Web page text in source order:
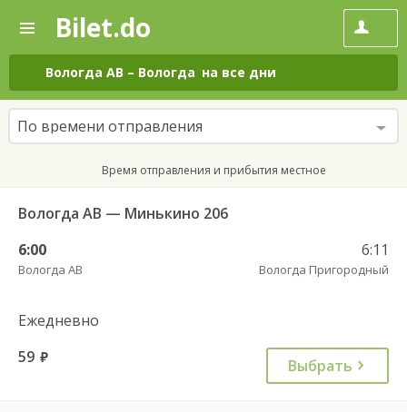
—
Поиск
и
покупка
билетов
на
автобус
онлайн
Bilet.do
Вологда АВ – Вологда на все дни
По времени отправления
Время отправления и прибытия местное
Вологда АВ — Минькино 206
6:00
Вологда АВ
6:11
Вологда Пригородный
Ежедневно
59 руб. Выбрать